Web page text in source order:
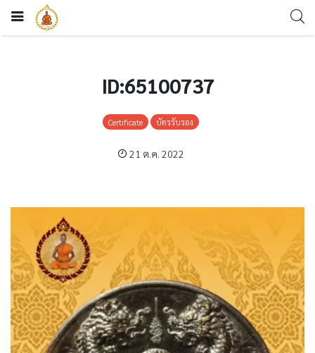
ID:65100737
Certificate บัตรรับรอง
21 ต.ค. 2022